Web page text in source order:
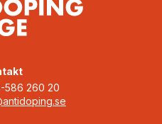
586 260 20